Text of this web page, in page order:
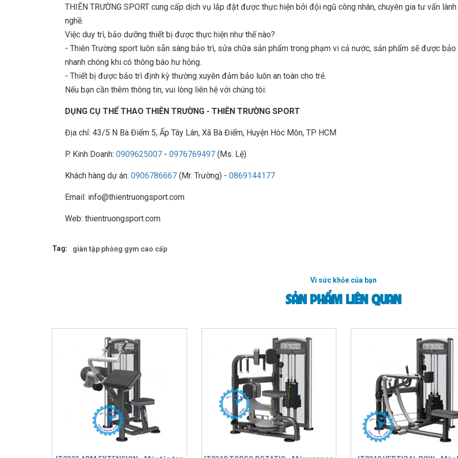
THIÊN TRƯỜNG SPORT cung cấp dịch vụ lắp đặt được thực hiện bởi đội ngũ công nhân, chuyên gia tư vấn lành
nghề.
Việc duy trì, bảo dưỡng thiết bị được thực hiện như thế nào?
- Thiên Trường sport luôn sẵn sàng bảo trì, sửa chữa sản phẩm trong phạm vi cả nước, sản phẩm sẽ được bảo
nhanh chóng khi có thông báo hư hỏng.
- Thiết bị được bảo trì định kỳ thường xuyên đảm bảo luôn an toàn cho trẻ.
Nếu bạn cần thêm thông tin, vui lòng liên hệ với chúng tôi:
DỤNG CỤ THỂ THAO THIÊN TRƯỜNG - THIÊN TRƯỜNG SPORT
Địa chỉ: 43/5 N Bà Điểm 5, Ấp Tây Lân, Xã Bà Điểm, Huyện Hóc Môn, TP HCM
P. Kinh Doanh: 0909625007 - 0976769497 (Ms. Lệ)
Khách hàng dự án: 0906786667 (Mr. Trường) - 0869144177
Email: info@thientruongsport.com
Web: thientruongsport.com
Tag: giàn tập phòng gym cao cấp
Vì sức khỏe của bạn
SẢN PHẨM LIÊN QUAN